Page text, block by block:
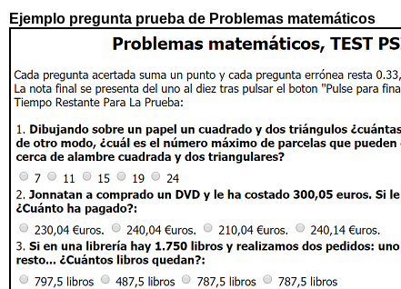
Ejemplo pregunta prueba de Problemas matemáticos